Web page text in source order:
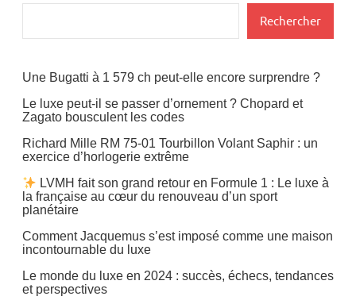
Rechercher
Une Bugatti à 1 579 ch peut-elle encore surprendre ?
Le luxe peut-il se passer d’ornement ? Chopard et
Zagato bousculent les codes
Richard Mille RM 75-01 Tourbillon Volant Saphir : un
exercice d’horlogerie extrême
LVMH fait son grand retour en Formule 1 : Le luxe à
la française au cœur du renouveau d’un sport
planétaire
Comment Jacquemus s’est imposé comme une maison
incontournable du luxe
Le monde du luxe en 2024 : succès, échecs, tendances
et perspectives